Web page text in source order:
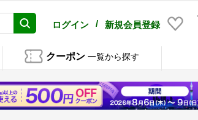
ログイン / 新規会員登録
クーポン 一覧から探す